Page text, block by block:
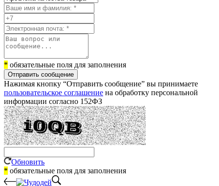
* обязательные поля для заполнения
Отправить сообщение
Нажимая кнопку “Отправить сообщение” вы принимаете
пользовательское соглашение на обработку персональной
информации согласно 152ФЗ
Обновить
* обязательные поля для заполнения